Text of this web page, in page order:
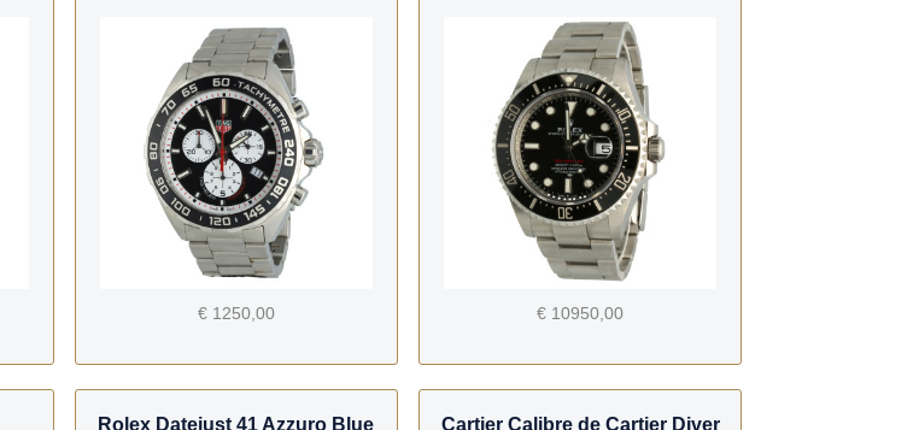
€ 1250,00 € 10950,00
Rolex Datejust 41 Azzuro Blue Cartier Calibre de Cartier Diver